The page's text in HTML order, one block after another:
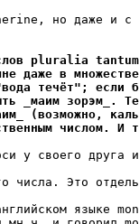
но даже и с
pluralia
даже в
течёт"; если
_маим зорэм_.
(возможно,
числом. И
у своего друга
числа. Это
языке